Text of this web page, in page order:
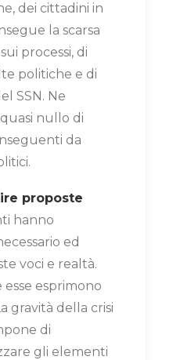
dei cittadini in
la scarsa
processi, di
politiche e di
SSN. Ne
nullo di
da
proposte
hanno
ed
voci e realtà.
esprimono
gravità della crisi
di
gli elementi